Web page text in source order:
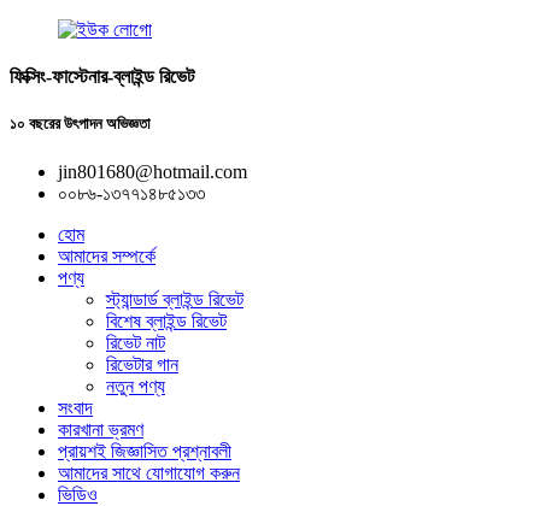
ফিক্সিং-ফাস্টেনার-ব্লাইন্ড রিভেট
১০ বছরের উৎপাদন অভিজ্ঞতা
jin801680@hotmail.com
০০৮৬-১৩৭৭১৪৮৫১৩৩
হোম
আমাদের সম্পর্কে
পণ্য
স্ট্যান্ডার্ড ব্লাইন্ড রিভেট
বিশেষ ব্লাইন্ড রিভেট
রিভেট নাট
রিভেটার গান
নতুন পণ্য
সংবাদ
কারখানা ভ্রমণ
প্রায়শই জিজ্ঞাসিত প্রশ্নাবলী
আমাদের সাথে যোগাযোগ করুন
ভিডিও